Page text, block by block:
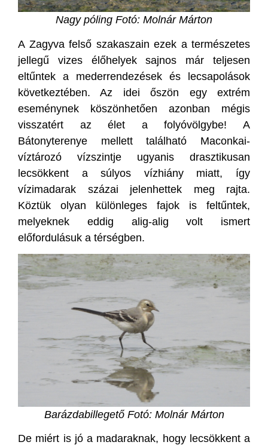
Nagy póling Fotó: Molnár Márton
A Zagyva felső szakaszain ezek a természetes
jellegű vizes élőhelyek sajnos már teljesen
eltűntek a mederrendezések és lecsapolások
következtében. Az idei őszön egy extrém
eseménynek köszönhetően azonban mégis
visszatért az élet a folyóvölgybe! A
Bátonyterenye mellett található Maconkai-
víztározó vízszintje ugyanis drasztikusan
lecsökkent a súlyos vízhiány miatt, így
vízimadarak százai jelenhettek meg rajta.
Köztük olyan különleges fajok is feltűntek,
melyeknek eddig alig-alig volt ismert
előfordulásuk a térségben.
Barázdabillegető Fotó: Molnár Márton
De miért is jó a madaraknak, hogy lecsökkent a